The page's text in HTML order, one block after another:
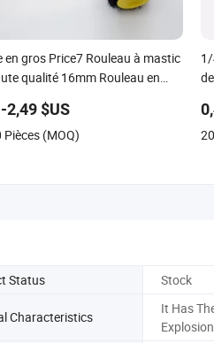
en gros Price7 Rouleau à mastic
qualité 16mm Rouleau en
2,49 $US
Pièces (MOQ)
Status Stock
Characteristics
It Has